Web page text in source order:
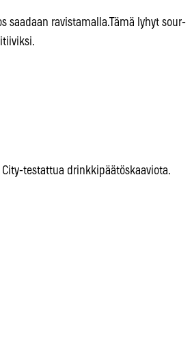
saadaan ravistamalla.Tämä lyhyt sour-
testattua drinkkipäätöskaaviota.